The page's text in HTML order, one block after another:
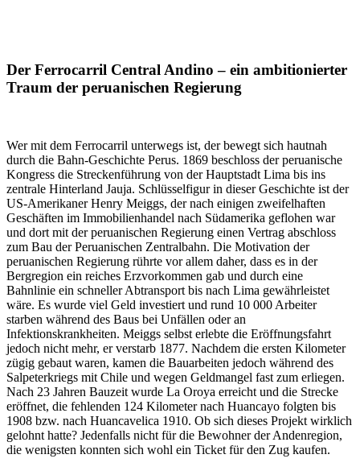
Der Ferrocarril Central Andino – ein ambitionierter
Traum der peruanischen Regierung
Wer mit dem Ferrocarril unterwegs ist, der bewegt sich hautnah
durch die Bahn-Geschichte Perus. 1869 beschloss der peruanische
Kongress die Streckenführung von der Hauptstadt Lima bis ins
zentrale Hinterland Jauja. Schlüsselfigur in dieser Geschichte ist der
US-Amerikaner Henry Meiggs, der nach einigen zweifelhaften
Geschäften im Immobilienhandel nach Südamerika geflohen war
und dort mit der peruanischen Regierung einen Vertrag abschloss
zum Bau der Peruanischen Zentralbahn. Die Motivation der
peruanischen Regierung rührte vor allem daher, dass es in der
Bergregion ein reiches Erzvorkommen gab und durch eine
Bahnlinie ein schneller Abtransport bis nach Lima gewährleistet
wäre. Es wurde viel Geld investiert und rund 10 000 Arbeiter
starben während des Baus bei Unfällen oder an
Infektionskrankheiten. Meiggs selbst erlebte die Eröffnungsfahrt
jedoch nicht mehr, er verstarb 1877. Nachdem die ersten Kilometer
zügig gebaut waren, kamen die Bauarbeiten jedoch während des
Salpeterkriegs mit Chile und wegen Geldmangel fast zum erliegen.
Nach 23 Jahren Bauzeit wurde La Oroya erreicht und die Strecke
eröffnet, die fehlenden 124 Kilometer nach Huancayo folgten bis
1908 bzw. nach Huancavelica 1910. Ob sich dieses Projekt wirklich
gelohnt hatte? Jedenfalls nicht für die Bewohner der Andenregion,
die wenigsten konnten sich wohl ein Ticket für den Zug kaufen.